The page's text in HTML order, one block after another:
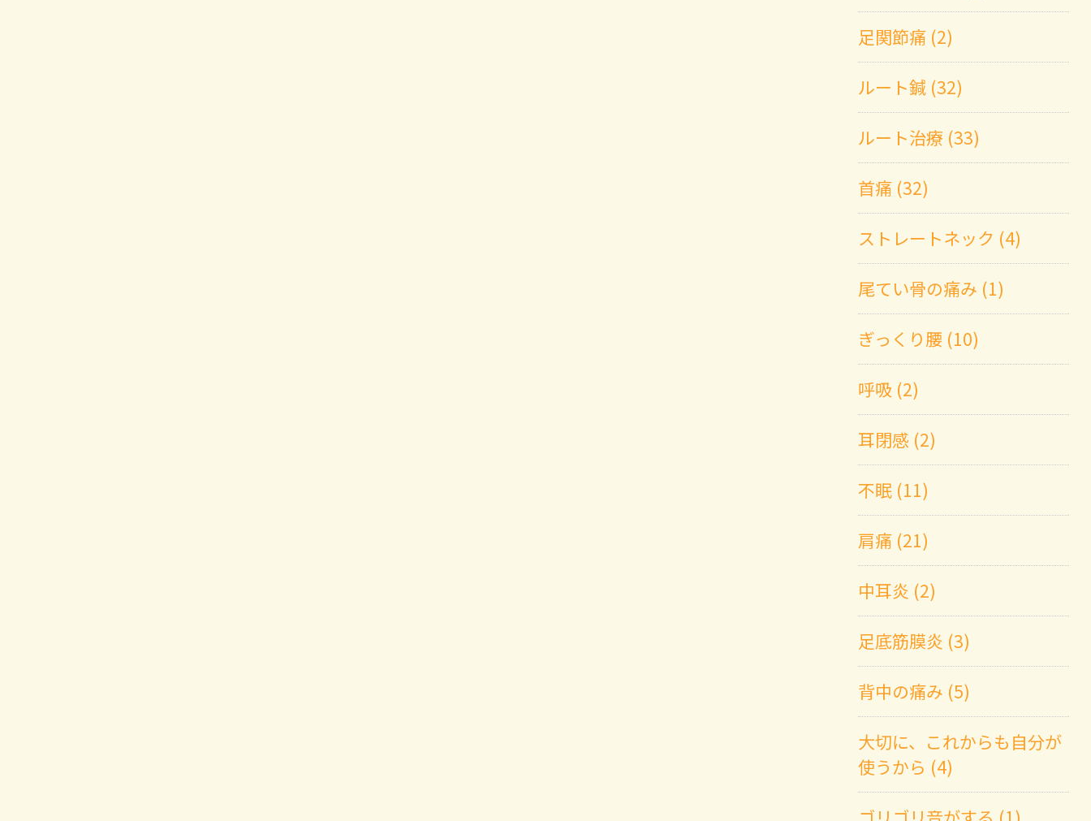
足関節痛 (2)
ルート鍼 (32)
ルート治療 (33)
首痛 (32)
ストレートネック (4)
尾てい骨の痛み (1)
ぎっくり腰 (10)
呼吸 (2)
耳閉感 (2)
不眠 (11)
肩痛 (21)
中耳炎 (2)
足底筋膜炎 (3)
背中の痛み (5)
大切に、これからも自分が
使うから (4)